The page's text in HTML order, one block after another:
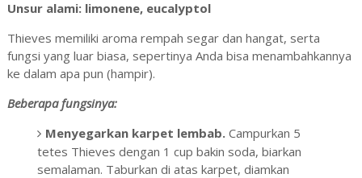
Unsur alami: limonene, eucalyptol
Thieves memiliki aroma rempah segar dan hangat, serta
fungsi yang luar biasa, sepertinya Anda bisa menambahkannya
ke dalam apa pun (hampir).
Beberapa fungsinya:
Menyegarkan karpet lembab. Campurkan 5
tetes Thieves dengan 1 cup bakin soda, biarkan
semalaman. Taburkan di atas karpet, diamkan